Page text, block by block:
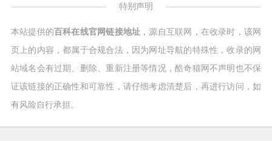
特别声明
本站提供的 百科在线官网链接地址 ，源自互联网，在收录时，该网
页上的内容，都属于合规合法，因为网址导航的特殊性，收录的网
站域名会有过期、删除、重新注册等情况，酷奇猫网不声明也不保
证该链接的正确性和可靠性，请仔细考虑清楚后，再进行访问，如
有风险自行承担。